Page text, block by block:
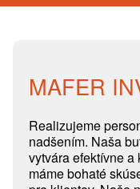
MAFER
Realizujeme
nadšením. Naša
vytvára efektívne
máme bohaté